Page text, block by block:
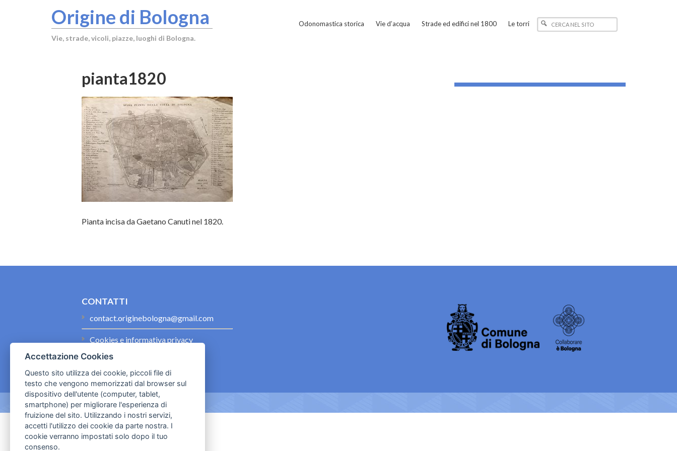
Origine di Bologna
Vie, strade, vicoli, piazze, luoghi di Bologna.
Odonomastica storica Vie d’acqua Strade ed edifici nel 1800 Le torri
pianta1820
Pianta incisa da Gaetano Canuti nel 1820.
CONTATTI
contact.originebologna@gmail.com
Cookies e informativa privacy
Accettazione Cookies
Questo sito utilizza dei cookie, piccoli file di
testo che vengono memorizzati dal browser sul
dispositivo dell'utente (computer, tablet,
smartphone) per migliorare l'esperienza di
fruizione del sito. Utilizzando i nostri servizi,
accetti l'utilizzo dei cookie da parte nostra. I
cookie verranno impostati solo dopo il tuo
consenso.